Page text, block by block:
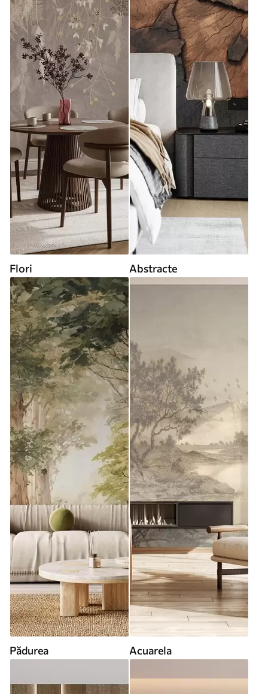
Flori Abstracte
Pădurea Acuarela